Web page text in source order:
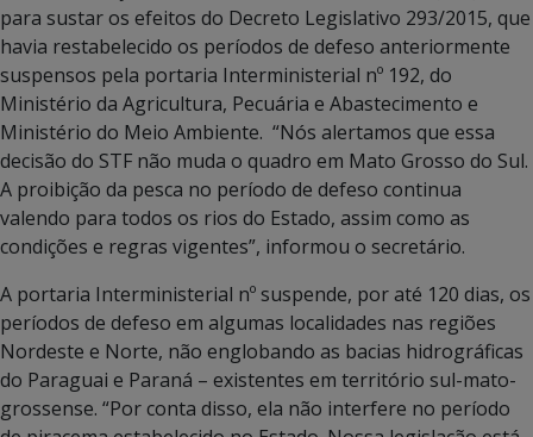
para sustar os efeitos do Decreto Legislativo 293/2015, que
havia restabelecido os períodos de defeso anteriormente
suspensos pela portaria Interministerial nº 192, do
Ministério da Agricultura, Pecuária e Abastecimento e
Ministério do Meio Ambiente. “Nós alertamos que essa
decisão do STF não muda o quadro em Mato Grosso do Sul.
A proibição da pesca no período de defeso continua
valendo para todos os rios do Estado, assim como as
condições e regras vigentes”, informou o secretário.
A portaria Interministerial nº suspende, por até 120 dias, os
períodos de defeso em algumas localidades nas regiões
Nordeste e Norte, não englobando as bacias hidrográficas
do Paraguai e Paraná – existentes em território sul-mato-
grossense. “Por conta disso, ela não interfere no período